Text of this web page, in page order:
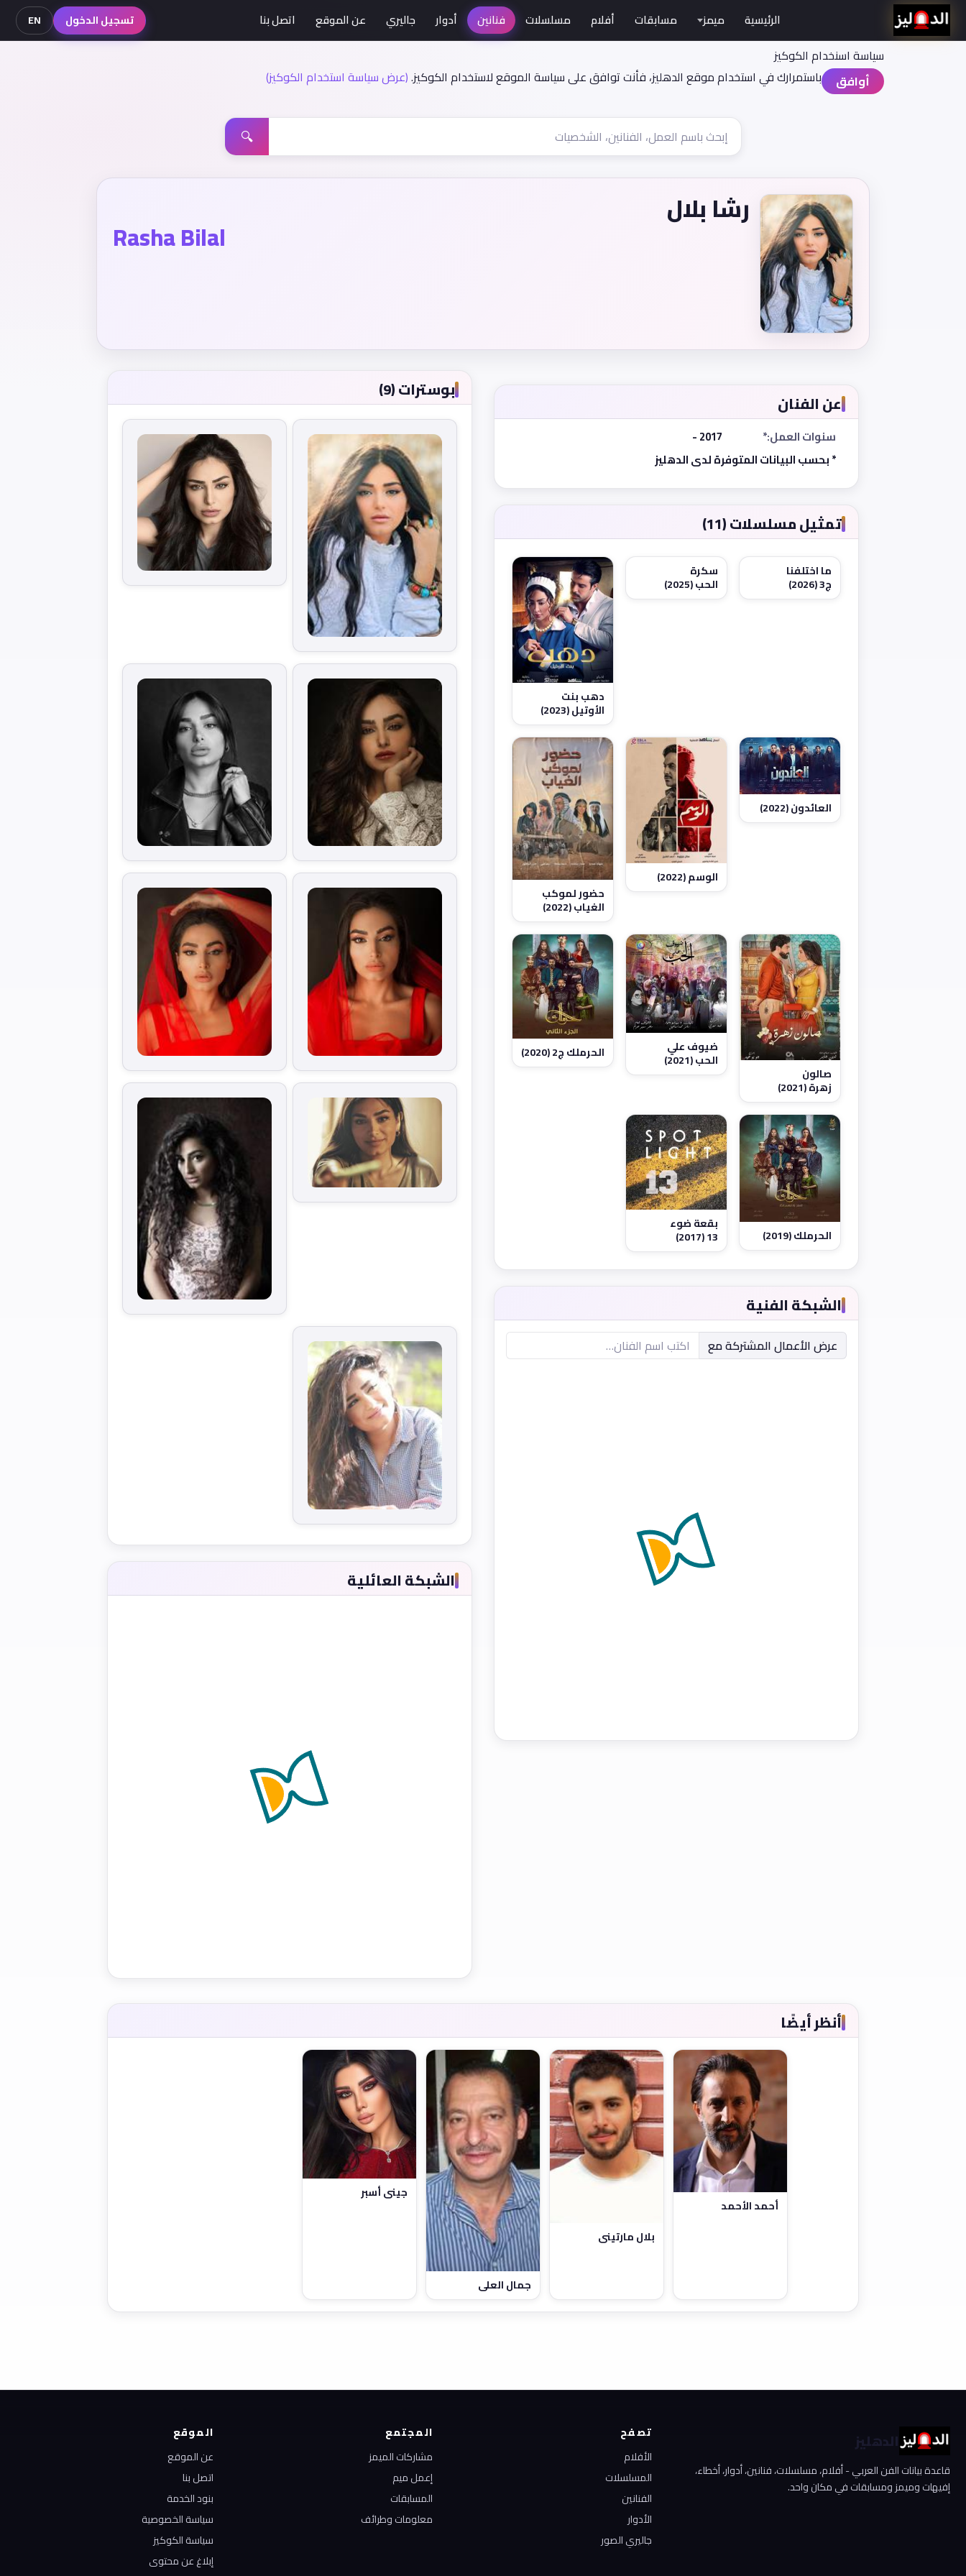
سياسة اسنخدام الكوكيز
أوافق
باستمرارك في استخدام موقع الدهليز، فأنت توافق على سياسة الموقع لاستخدام الكوكيز.(عرض سياسة استخدام الكوكيز)
الرئيسية ميمز مسابقات أفلام مسلسلات فنانين أدوار جاليري عن الموقع اتصل بنا تسجيل الدخول EN
🔍
رشا بلال
Rasha Bilal
عن الفنان
سنوات العمل:*
2017 -
* بحسب البيانات المتوفرة لدى الدهليز
تمثيل مسلسلات (11)
ما اختلفنا
ج3 (2026)
سكرة
الحب (2025)
دهب بنت
الأوتيل (2023)
العائدون (2022)
الوسم (2022)
حضور لموكب
الغياب (2022)
صالون
زهرة (2021)
ضيوف علي
الحب (2021) الحرملك ج2 (2020)
الحرملك (2019)
بقعة ضوء
13 (2017)
الشبكة الفنية
عرض الأعمال المشتركة مع
بوسترات (9)
الشبكة العائلية
أنظر أيضًا
أحمد الأحمد
بلال مارتيني
جمال العلي
جيني أسبر
الدهليز
قاعدة بيانات الفن العربي - أفلام، مسلسلات، فنانين، أدوار، أخطاء،
إفيهات وميمز ومسابقات في مكان واحد.
تصفح
الأفلام
المسلسلات
الفنانين
الأدوار
جاليري الصور
المجتمع
مشاركات الميمز
إعمل ميم
المسابقات
معلومات وطرائف
الموقع
عن الموقع
اتصل بنا
بنود الخدمة
سياسة الخصوصية
سياسة الكوكيز
إبلاغ عن محتوى